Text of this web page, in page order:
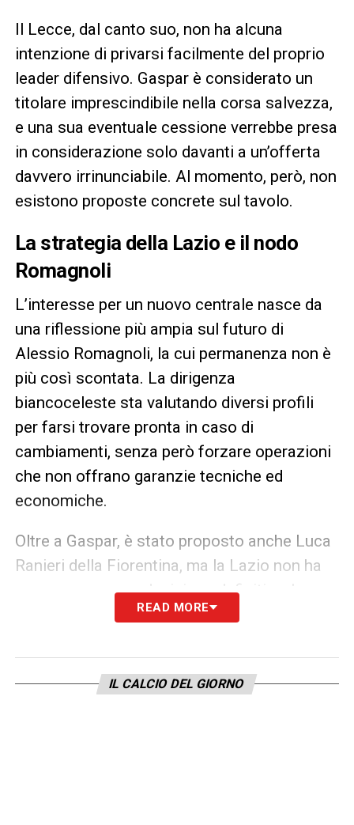
Il Lecce, dal canto suo, non ha alcuna
intenzione di privarsi facilmente del proprio
leader difensivo. Gaspar è considerato un
titolare imprescindibile nella corsa salvezza,
e una sua eventuale cessione verrebbe presa
in considerazione solo davanti a un’offerta
davvero irrinunciabile. Al momento, però, non
esistono proposte concrete sul tavolo.
La strategia della Lazio e il nodo
Romagnoli
L’interesse per un nuovo centrale nasce da
una riflessione più ampia sul futuro di
Alessio Romagnoli, la cui permanenza non è
più così scontata. La dirigenza
biancoceleste sta valutando diversi profili
per farsi trovare pronta in caso di
cambiamenti, senza però forzare operazioni
che non offrano garanzie tecniche ed
economiche.
Oltre a Gaspar, è stato proposto anche Luca
Ranieri della Fiorentina, ma la Lazio non ha
ancora preso una decisione definitiva. La
fase attuale è quella dell’analisi e dell’attesa
intervenire solo se si presenterà
un’opportunità realmente vantaggiosa.
READ MORE
IL CALCIO DEL GIORNO